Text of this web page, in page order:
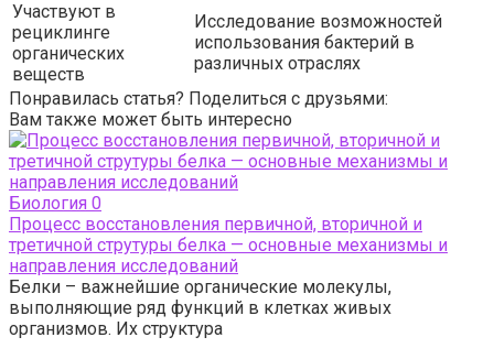
Участвуют в
рециклинге
органических
веществ
Исследование возможностей
использования бактерий в
различных отраслях
Понравилась статья? Поделиться с друзьями:
Вам также может быть интересно
Биология 0
Процесс восстановления первичной, вторичной и
третичной струтуры белка — основные механизмы и
направления исследований
Белки – важнейшие органические молекулы,
выполняющие ряд функций в клетках живых
организмов. Их структура